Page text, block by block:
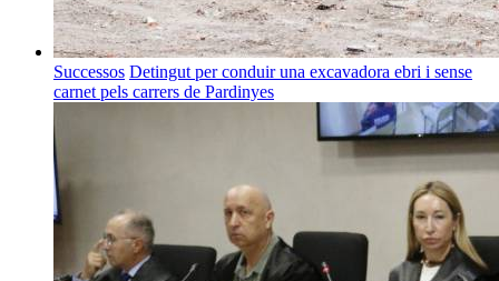
Successos Detingut per conduir una excavadora ebri i sense
carnet pels carrers de Pardinyes